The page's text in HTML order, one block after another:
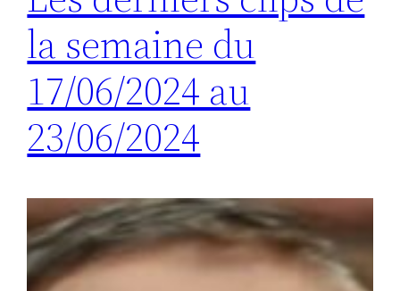
la semaine du
17/06/2024 au
23/06/2024